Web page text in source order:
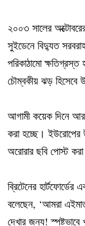
২০০৩ সালের
সুইডেনে বিদ্যুত
পরিকাঠামো
চৌম্বকীয় ঝড় হিসেবে
আগামী কয়েক দিনে
করা হচ্ছে। ইউরোপের
অরোরার ছবি পোস্ট
ব্রিটেনের
বলেছেন, ‘আমরা
দেখার জন্য! স্পষ্টভাবে